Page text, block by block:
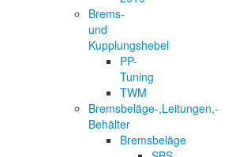
Brems-
und
Kupplungshebel
PP-
Tuning
TWM
Bremsbeläge-,Leitungen,-
Behälter
Bremsbeläge